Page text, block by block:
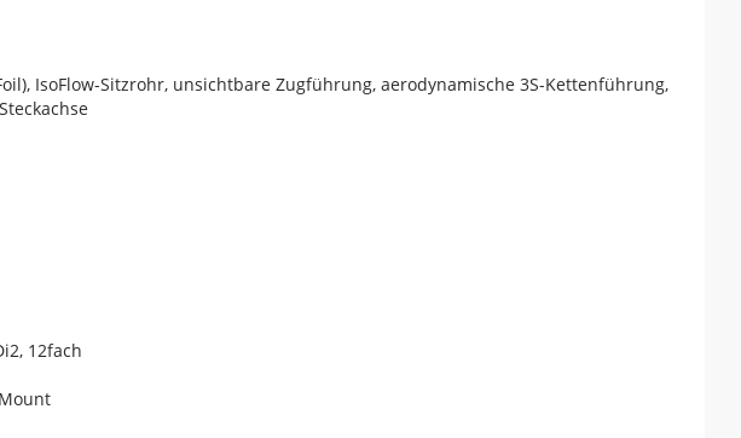
IsoFlow-Sitzrohr, unsichtbare Zugführung, aerodynamische 3S-Kettenführung,
12fach